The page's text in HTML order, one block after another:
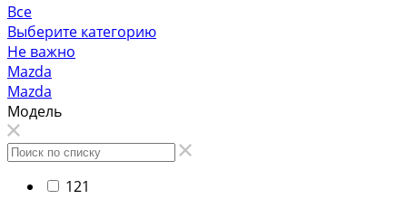
Все
Выберите категорию
Не важно
Mazda
Mazda
Модель
121